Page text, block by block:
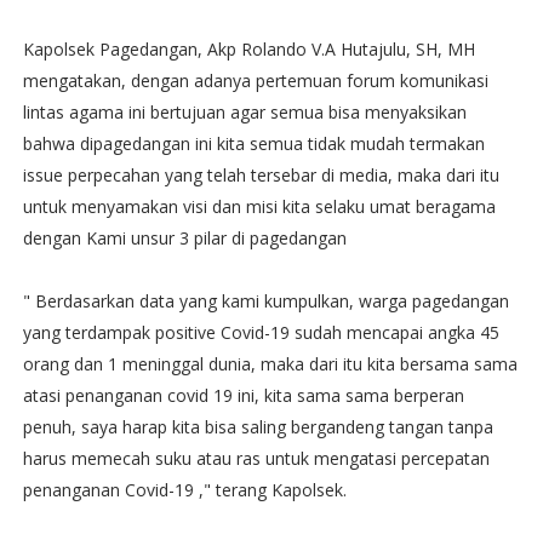
Kapolsek Pagedangan, Akp Rolando V.A Hutajulu, SH, MH
mengatakan, dengan adanya pertemuan forum komunikasi
lintas agama ini bertujuan agar semua bisa menyaksikan
bahwa dipagedangan ini kita semua tidak mudah termakan
issue perpecahan yang telah tersebar di media, maka dari itu
untuk menyamakan visi dan misi kita selaku umat beragama
dengan Kami unsur 3 pilar di pagedangan
" Berdasarkan data yang kami kumpulkan, warga pagedangan
yang terdampak positive Covid-19 sudah mencapai angka 45
orang dan 1 meninggal dunia, maka dari itu kita bersama sama
atasi penanganan covid 19 ini, kita sama sama berperan
penuh, saya harap kita bisa saling bergandeng tangan tanpa
harus memecah suku atau ras untuk mengatasi percepatan
penanganan Covid-19 ," terang Kapolsek.